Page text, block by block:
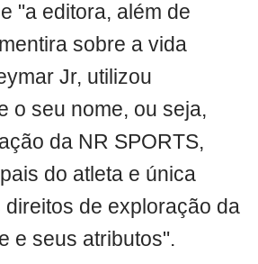
"a editora, além de
sobre a vida
Jr, utilizou
o seu nome, ou seja,
da NR SPORTS,
do atleta e única
direitos de exploração da
e seus atributos".